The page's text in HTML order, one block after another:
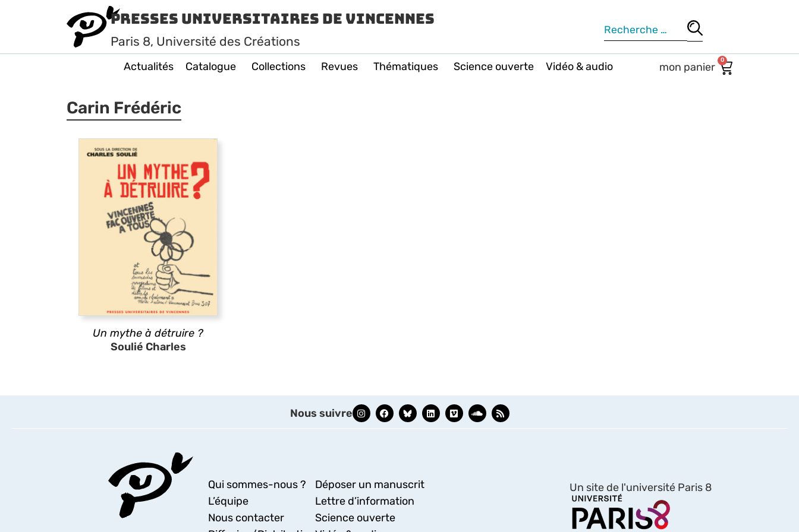
Presses Universitaires de Vincennes
Paris 8, Université des Créations
Actualités Catalogue Collections Revues Thématiques Science ouverte Vidéo & audio 0
Carin Frédéric
Un mythe à détruire ?
Soulié Charles
Nous suivre
Qui sommes-nous ?
L’équipe
Nous contacter
Déposer un manuscrit
Lettre d’information
Science ouverte
Un site de l'université Paris 8